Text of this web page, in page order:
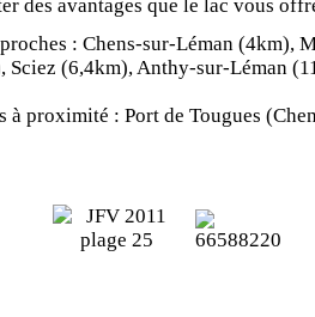
des avantages que le lac vous
: Chens-sur-Léman (4km),
Sciez (6,4km), Anthy-sur-Léman
à proximité : Port de Tougues